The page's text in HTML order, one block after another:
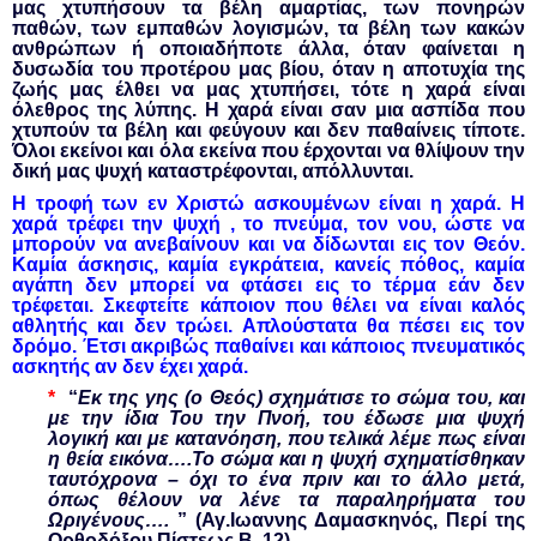
μας χτυπήσουν τα βέλη αμαρτίας, των πονηρών
παθών, των εμπαθών λογισμών, τα βέλη των κακών
ανθρώπων ή οποιαδήποτε άλλα, όταν φαίνεται η
δυσωδία του προτέρου μας βίου, όταν η αποτυχία της
ζωής μας έλθει να μας χτυπήσει, τότε η χαρά είναι
όλεθρος της λύπης. Η χαρά είναι σαν μια ασπίδα που
χτυπούν τα βέλη και φεύγουν και δεν παθαίνεις τίποτε.
Όλοι εκείνοι και όλα εκείνα που έρχονται να θλίψουν την
δική μας ψυχή καταστρέφονται, απόλλυνται.
Η τροφή των εν Χριστώ ασκουμένων είναι η χαρά. Η
χαρά τρέφει την ψυχή , το πνεύμα, τον νου, ώστε να
μπορούν να ανεβαίνουν και να δίδωνται εις τον Θεόν.
Καμία άσκησις, καμία εγκράτεια, κανείς πόθος, καμία
αγάπη δεν μπορεί να φτάσει εις το τέρμα εάν δεν
τρέφεται. Σκεφτείτε κάποιον που θέλει να είναι καλός
αθλητής και δεν τρώει. Απλούστατα θα πέσει εις τον
δρόμο. Έτσι ακριβώς παθαίνει και κάποιος πνευματικός
ασκητής αν δεν έχει χαρά.
* “Εκ της γης (ο Θεός) σχημάτισε το σώμα του, και
με την ίδια Του την Πνοή, του έδωσε μια ψυχή
λογική και με κατανόηση, που τελικά λέμε πως είναι
η θεία εικόνα….Το σώμα και η ψυχή σχηματίσθηκαν
ταυτόχρονα – όχι το ένα πριν και το άλλο μετά,
όπως θέλουν να λένε τα παραληρήματα του
Ωριγένους…. ” (Αγ.Ιωαννης Δαμασκηνός, Περί της